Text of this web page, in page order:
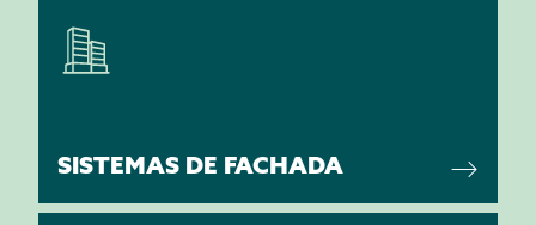
SISTEMAS DE FACHADA